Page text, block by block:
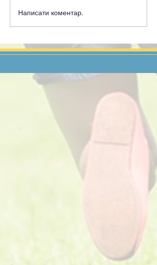
Написати коментар...